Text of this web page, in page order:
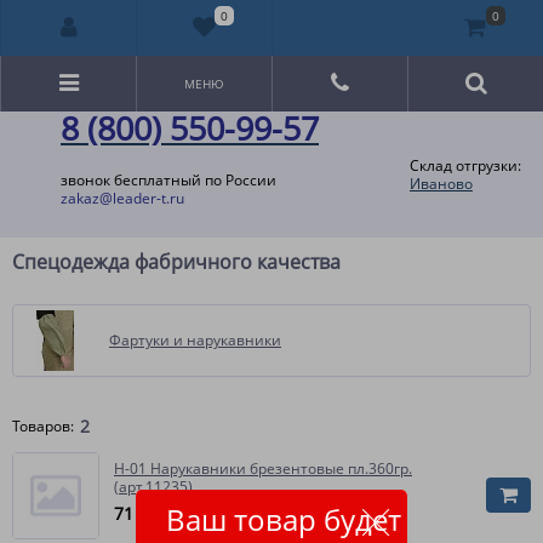
8 (800) 550-99-57
звонок бесплатный по России
zakaz@leader-t.ru
Склад отгрузки:
Иваново
Ваш товар будет
МЕНЮ
Спецодежда фабричного качества
Фартуки и нарукавники
Товаров: 2
Н-01 Нарукавники брезентовые пл.360гр.
(арт.11235)
71
0 0